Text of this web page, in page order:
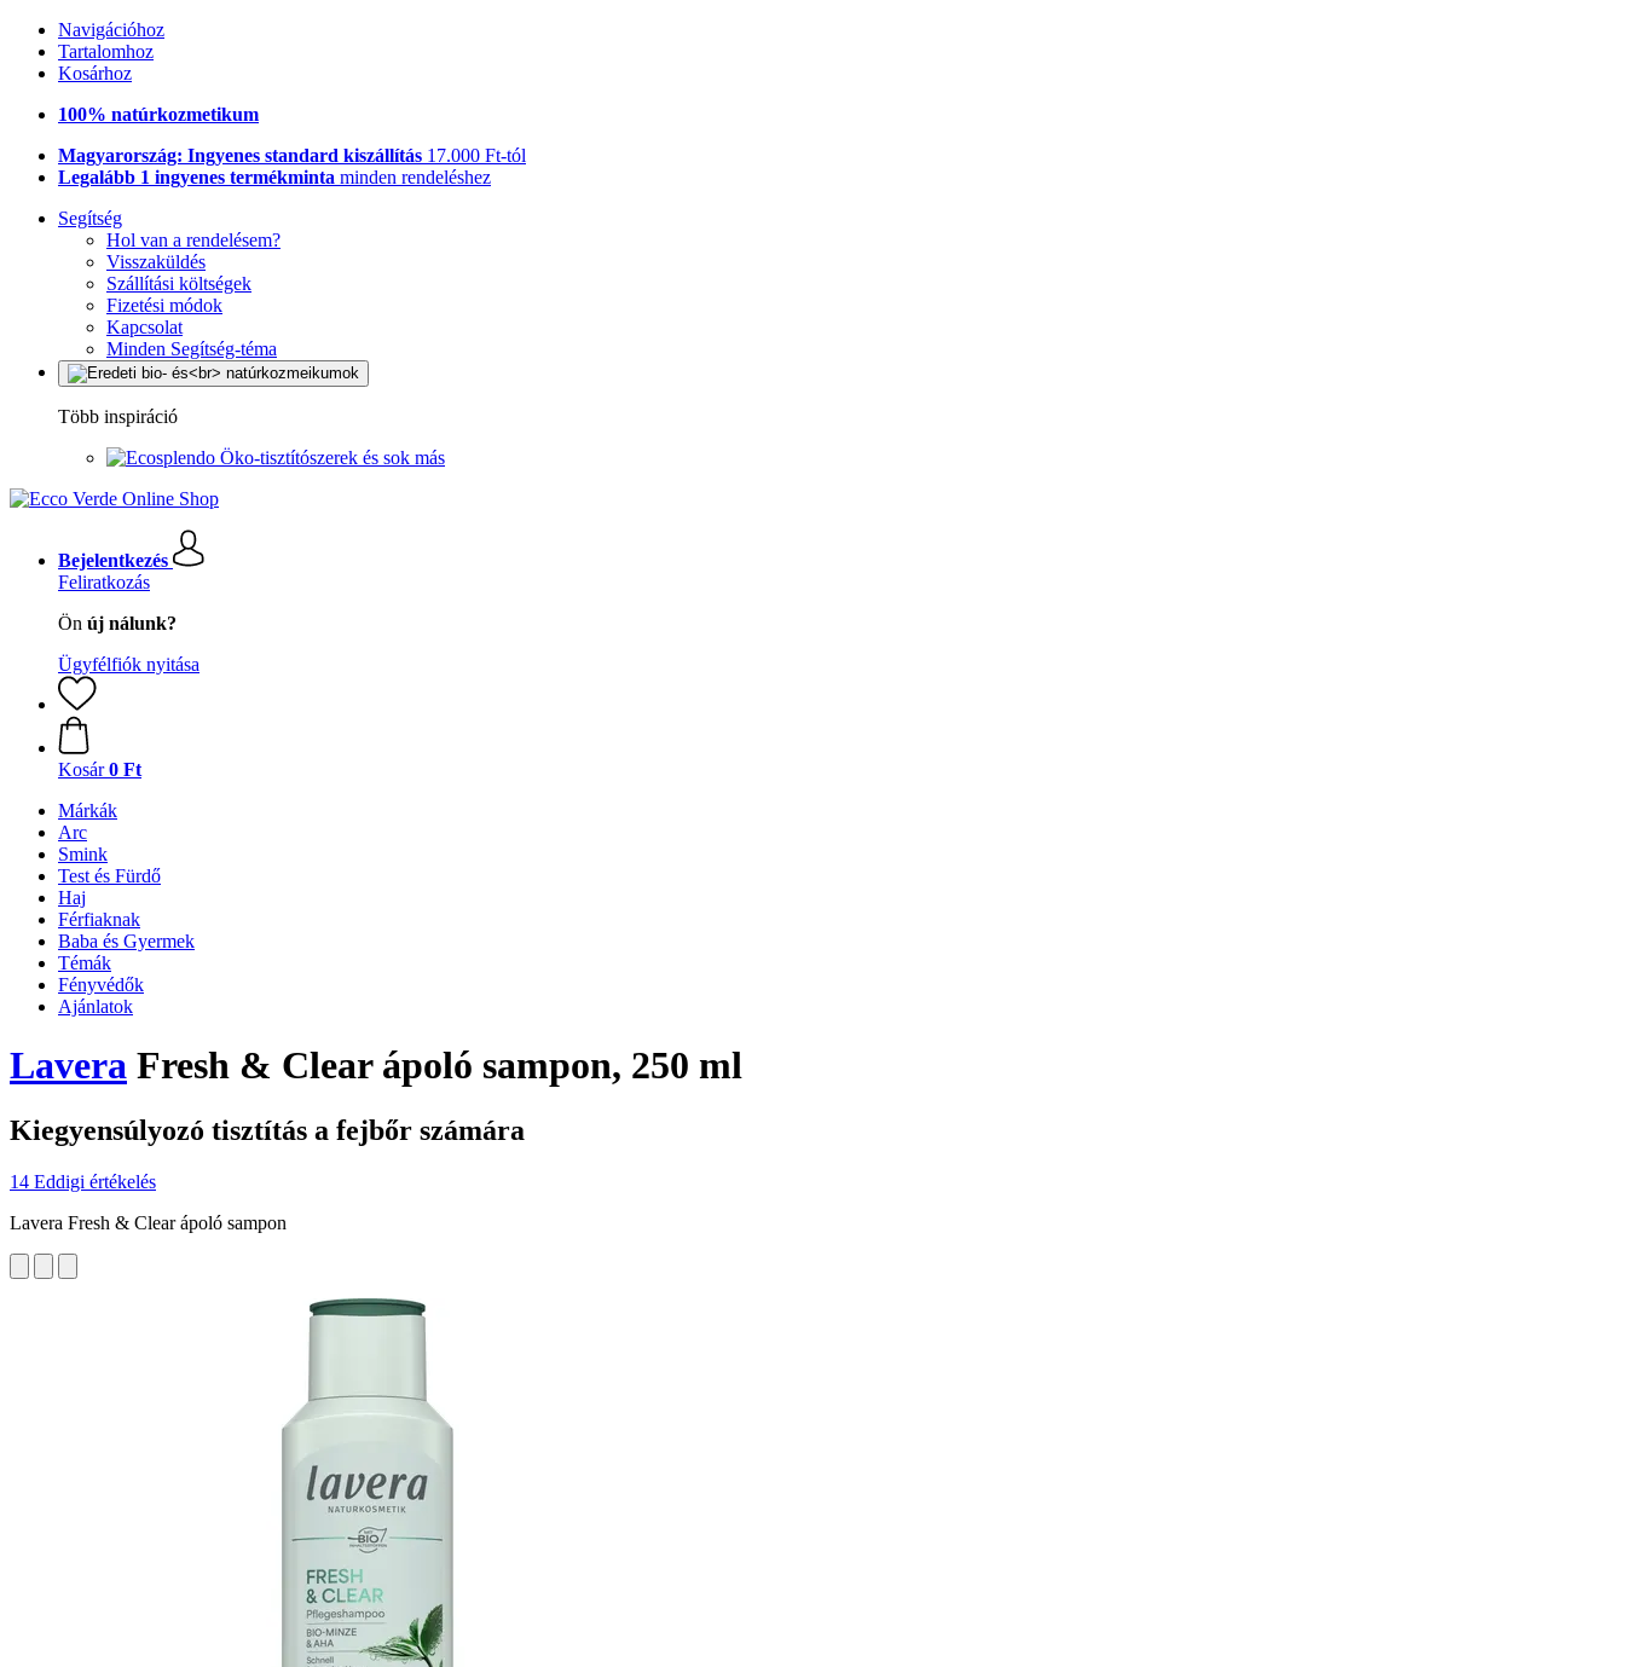
Navigációhoz
Tartalomhoz
Kosárhoz
100% natúrkozmetikum
Magyarország: Ingyenes standard kiszállítás 17.000 Ft-tól
Legalább 1 ingyenes termékminta minden rendeléshez
Segítség
Hol van a rendelésem?
Visszaküldés
Szállítási költségek
Fizetési módok
Kapcsolat
Minden Segítség-téma
Több inspiráció
Öko-tisztítószerek és sok más
Bejelentkezés
Feliratkozás
Ön új nálunk?
Ügyfélfiók nyitása
Kosár 0 Ft
Márkák
Arc
Smink
Test és Fürdő
Haj
Férfiaknak
Baba és Gyermek
Témák
Fényvédők
Ajánlatok
Lavera Fresh & Clear ápoló sampon, 250 ml
Kiegyensúlyozó tisztítás a fejbőr számára
14 Eddigi értékelés
Lavera Fresh & Clear ápoló sampon